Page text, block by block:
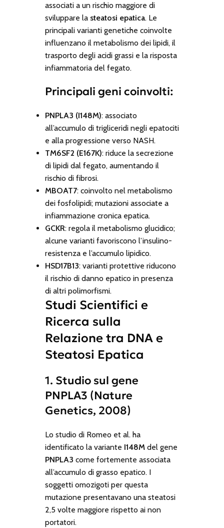
associati a un rischio maggiore di
sviluppare la steatosi epatica. Le
principali varianti genetiche coinvolte
influenzano il metabolismo dei lipidi, il
trasporto degli acidi grassi e la risposta
infiammatoria del fegato.
Principali geni coinvolti:
PNPLA3 (I148M): associato
all’accumulo di trigliceridi negli epatociti
e alla progressione verso NASH.
TM6SF2 (E167K): riduce la secrezione
di lipidi dal fegato, aumentando il
rischio di fibrosi.
MBOAT7: coinvolto nel metabolismo
dei fosfolipidi; mutazioni associate a
infiammazione cronica epatica.
GCKR: regola il metabolismo glucidico;
alcune varianti favoriscono l’insulino-
resistenza e l’accumulo lipidico.
HSD17B13: varianti protettive riducono
il rischio di danno epatico in presenza
di altri polimorfismi.
Studi Scientifici e
Ricerca sulla
Relazione tra DNA e
Steatosi Epatica
1. Studio sul gene
PNPLA3 (Nature
Genetics, 2008)
Lo studio di Romeo et al. ha
identificato la variante I148Mdel gene
PNPLA3 come fortemente associata
all’accumulo di grasso epatico. I
soggetti omozigoti per questa
mutazione presentavano una steatosi
2,5 volte maggiore rispetto ai non
portatori.